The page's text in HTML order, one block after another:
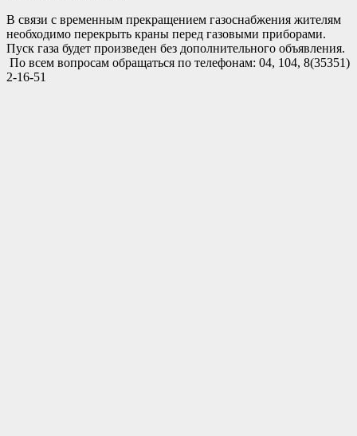
В связи с временным прекращением газоснабжения жителям
необходимо перекрыть краны перед газовыми приборами.
Пуск газа будет произведен без дополнительного объявления.
По всем вопросам обращаться по телефонам: 04, 104, 8(35351)
2-16-51